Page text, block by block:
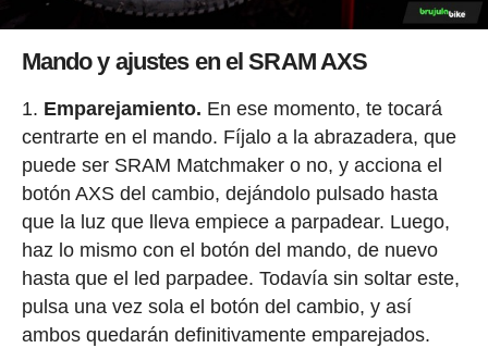
Mando y ajustes en el SRAM AXS
Emparejamiento. En ese momento, te tocará
centrarte en el mando. Fíjalo a la abrazadera, que
puede ser SRAM Matchmaker o no, y acciona el
botón AXS del cambio, dejándolo pulsado hasta
que la luz que lleva empiece a parpadear. Luego,
haz lo mismo con el botón del mando, de nuevo
hasta que el led parpadee. Todavía sin soltar este,
pulsa una vez sola el botón del cambio, y así
ambos quedarán definitivamente emparejados.